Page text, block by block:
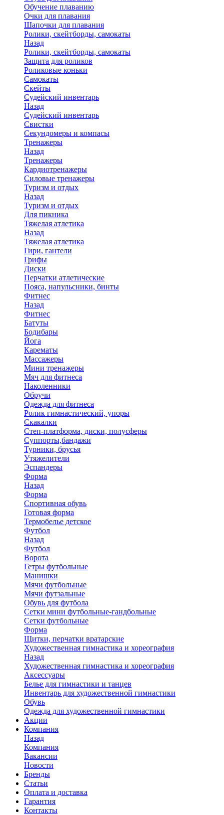
Обучение плаванию
Очки для плавания
Шапочки для плавания
Ролики, скейтборды, самокаты
Назад
Ролики, скейтборды, самокаты
Защита для роликов
Роликовые коньки
Самокаты
Скейты
Судейский инвентарь
Назад
Судейский инвентарь
Свистки
Секундомеры и компасы
Тренажеры
Назад
Тренажеры
Кардиотренажеры
Силовые тренажеры
Туризм и отдых
Назад
Туризм и отдых
Для пикника
Тяжелая атлетика
Назад
Тяжелая атлетика
Гири, гантели
Грифы
Диски
Перчатки атлетические
Пояса, напульсники, бинты
Фитнес
Назад
Фитнес
Батуты
Бодибары
Йога
Карематы
Массажеры
Мини тренажеры
Мяч для фитнеса
Наколенники
Обручи
Одежда для фитнеса
Ролик гимнастический, упоры
Скакалки
Степ-платформа, диски, полусферы
Суппорты,бандажи
Турники, брусья
Утяжелители
Эспандеры
Форма
Назад
Форма
Спортивная обувь
Готовая форма
Термобелье детское
Футбол
Назад
Футбол
Ворота
Гетры футбольные
Манишки
Мячи футбольные
Мячи футзальные
Обувь для футбола
Сетки мини футбольные-гандбольные
Сетки футбольные
Форма
Щитки, перчатки вратарские
Художественная гимнастика и хореография
Назад
Художественная гимнастика и хореография
Аксессуары
Белье для гимнастики и танцев
Инвентарь для художественной гимнастики
Обувь
Одежда для художественной гимнастики
Акции
Компания
Назад
Компания
Вакансии
Новости
Бренды
Статьи
Оплата и доставка
Гарантия
Контакты